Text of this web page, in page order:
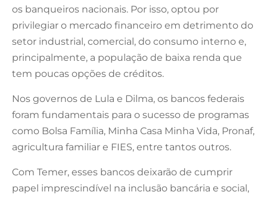
os banqueiros nacionais. Por isso, optou por
privilegiar o mercado financeiro em detrimento do
setor industrial, comercial, do consumo interno e,
principalmente, a população de baixa renda que
tem poucas opções de créditos.
Nos governos de Lula e Dilma, os bancos federais
foram fundamentais para o sucesso de programas
como Bolsa Família, Minha Casa Minha Vida, Pronaf,
agricultura familiar e FIES, entre tantos outros.
Com Temer, esses bancos deixarão de cumprir
papel imprescindível na inclusão bancária e social,